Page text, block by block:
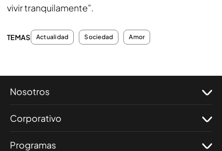
vivir tranquilamente”.
TEMAS Actualidad Sociedad Amor
Nosotros
Corporativo
Programas